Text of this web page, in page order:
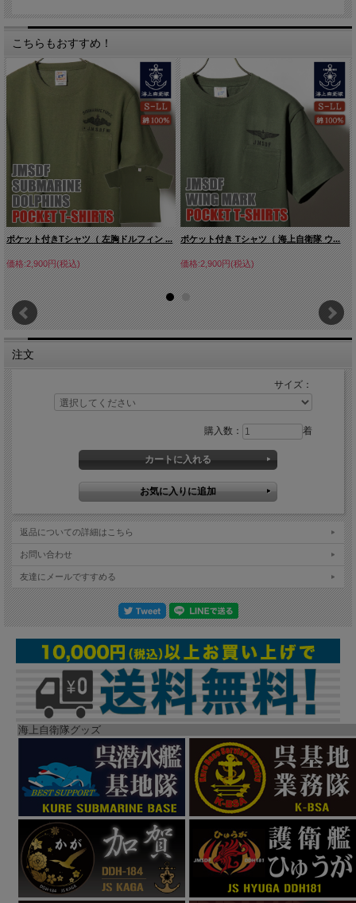
L：身丈71・身幅52.5・肩幅48・袖丈20.5
XL(LL)：身丈74・身幅55・肩幅50.5・袖丈21.5
こちらもおすすめ！
ポケット付きTシャツ（ 左胸ドルフィン ...
価格:2,900円(税込)
ポケット付き Tシャツ（ 海上自衛隊 ウ...
価格:2,900円(税込)
注文
サイズ：
購入数： 着
返品についての詳細はこちら
お問い合わせ
友達にメールですすめる
海上自衛隊グッズ